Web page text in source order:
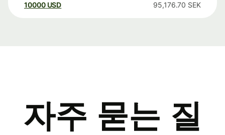
10000 USD 95,176.70 SEK
자주 묻는 질